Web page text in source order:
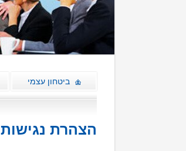
ביטחון עצמי
הצהרת נגישות